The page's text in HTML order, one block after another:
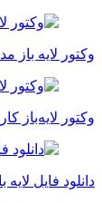
وکتور لایه باز
وکتور لایه‌باز
دانلود فایل لایه